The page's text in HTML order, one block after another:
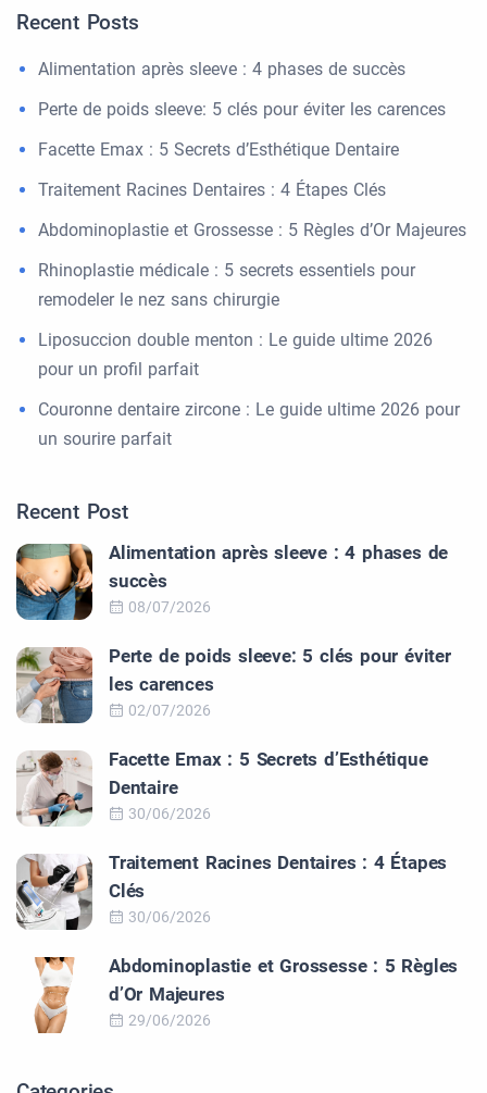
Recent Posts
Alimentation après sleeve : 4 phases de succès
Perte de poids sleeve: 5 clés pour éviter les carences
Facette Emax : 5 Secrets d’Esthétique Dentaire
Traitement Racines Dentaires : 4 Étapes Clés
Abdominoplastie et Grossesse : 5 Règles d’Or Majeures
Rhinoplastie médicale : 5 secrets essentiels pour
remodeler le nez sans chirurgie
Liposuccion double menton : Le guide ultime 2026
pour un profil parfait
Couronne dentaire zircone : Le guide ultime 2026 pour
un sourire parfait
Recent Post
Alimentation après sleeve : 4 phases de
succès
08/07/2026
Perte de poids sleeve: 5 clés pour éviter
les carences
02/07/2026
Facette Emax : 5 Secrets d’Esthétique
Dentaire
30/06/2026
Traitement Racines Dentaires : 4 Étapes
Clés
30/06/2026
Abdominoplastie et Grossesse : 5 Règles
d’Or Majeures
29/06/2026